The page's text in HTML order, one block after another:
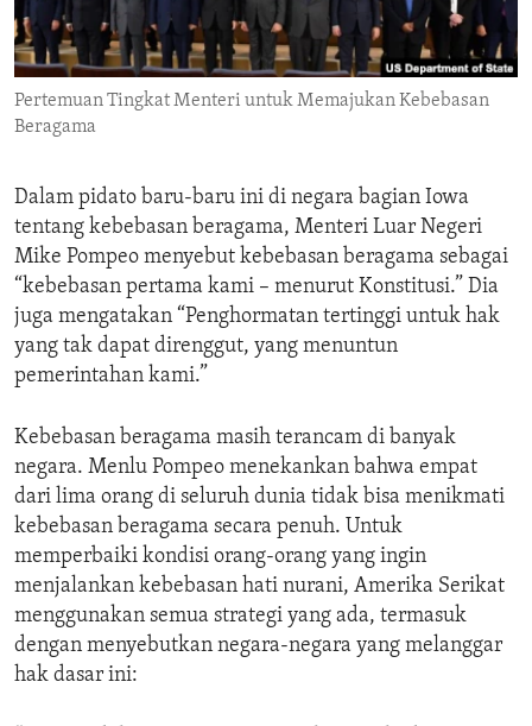
ENVIRONMENT AND HEALTH
IDEALS AND INSTITUTIONS
Pertemuan Tingkat Menteri untuk Memajukan Kebebasan
Beragama
Dalam pidato baru-baru ini di negara bagian Iowa
tentang kebebasan beragama, Menteri Luar Negeri
Mike Pompeo menyebut kebebasan beragama sebagai
“kebebasan pertama kami – menurut Konstitusi.” Dia
juga mengatakan “Penghormatan tertinggi untuk hak
yang tak dapat direnggut, yang menuntun
pemerintahan kami.”
Kebebasan beragama masih terancam di banyak
negara. Menlu Pompeo menekankan bahwa empat
dari lima orang di seluruh dunia tidak bisa menikmati
kebebasan beragama secara penuh. Untuk
memperbaiki kondisi orang-orang yang ingin
menjalankan kebebasan hati nurani, Amerika Serikat
menggunakan semua strategi yang ada, termasuk
dengan menyebutkan negara-negara yang melanggar
hak dasar ini: